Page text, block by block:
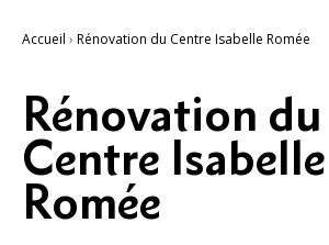
Accueil › Rénovation du Centre Isabelle Romée
Rénovation du
Centre Isabelle
Romée